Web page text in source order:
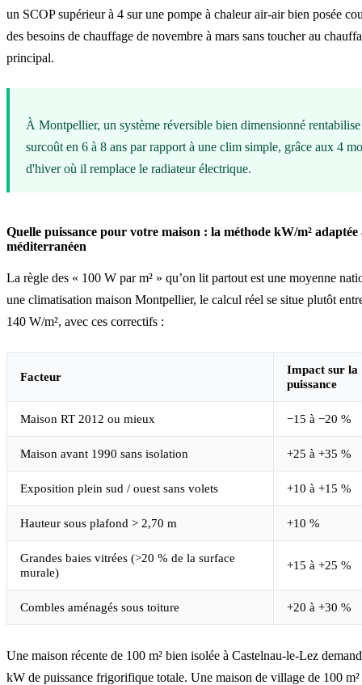
un SCOP supérieur à 4 sur une pompe à chaleur air-air bien posée
des besoins de chauffage de novembre à mars sans toucher au
principal.
À Montpellier, un système réversible bien dimensionné
surcoût en 6 à 8 ans par rapport à une clim simple, grâce aux 4
d'hiver où il remplace le radiateur électrique.
Quelle puissance pour votre maison : la méthode kW/m²
méditerranéen
La règle des « 100 W par m² » qu’on lit partout est une moyenne
une climatisation maison Montpellier, le calcul réel se situe plutôt
140 W/m², avec ces correctifs :
Facteur
Impact sur la
puissance
Maison RT 2012 ou mieux −15 à −20 %
Maison avant 1990 sans isolation +25 à +35 %
Exposition plein sud / ouest sans volets +10 à +15 %
Hauteur sous plafond > 2,70 m +10 %
Grandes baies vitrées (>20 % de la surface
murale)
+15 à +25 %
Combles aménagés sous toiture +20 à +30 %
Une maison récente de 100 m² bien isolée à Castelnau-le-Lez
kW de puissance frigorifique totale. Une maison de village de 100 m²